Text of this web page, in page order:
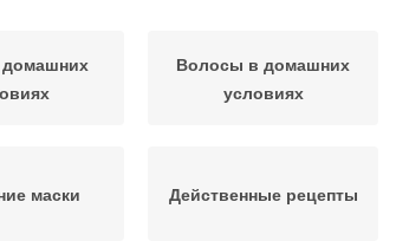
Волосы в домашних
условиях
маски Действенные рецепты